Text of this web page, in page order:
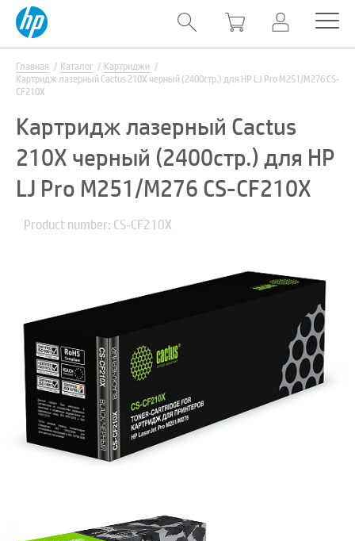
Главная Каталог
Картриджи
Картридж лазерный Cactus 210X черный (2400стр.) для HP LJ Pro M251/M276 CS-
CF210X
Картридж лазерный Cactus
210X черный (2400стр.) для HP
LJ Pro M251/M276 CS-CF210X
Product number: CS-CF210X